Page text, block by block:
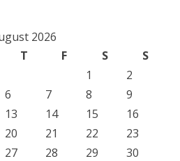
2026
T F S
S
1
2
6 7 8
9
13 14 15
16
20 21 22
23
27 28 29
30